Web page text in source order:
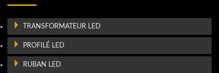
TRANSFORMATEUR LED
PROFILÉ LED
RUBAN LED